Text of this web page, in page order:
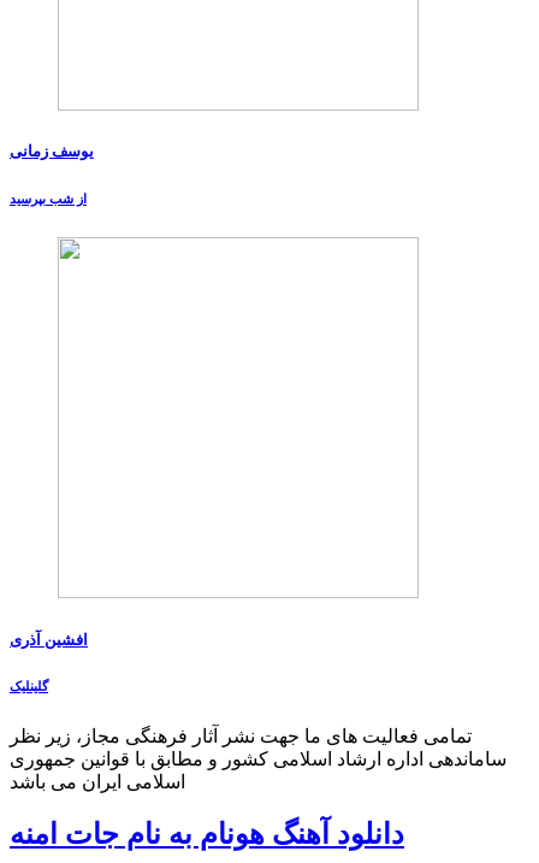
یوسف زمانی
از شب بپرسید
افشین آذری
گلینلیک
تمامی فعالیت های ما جهت نشر آثار فرهنگی مجاز، زیر نظر
ساماندهی اداره ارشاد اسلامی کشور و مطابق با قوانین جمهوری
اسلامی ایران می باشد
دانلود آهنگ هونام به نام جات امنه